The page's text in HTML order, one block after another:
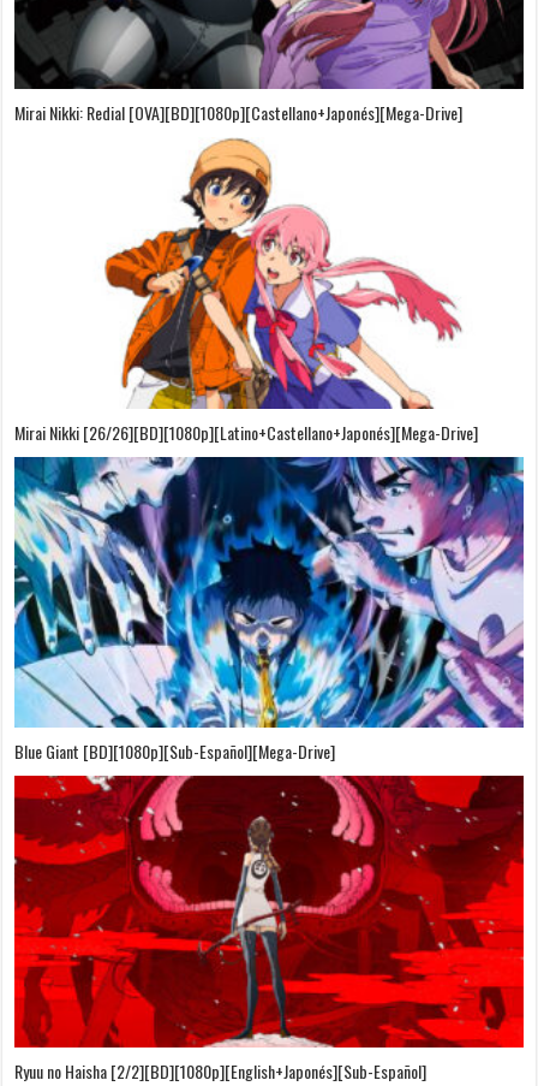
Mirai Nikki: Redial [OVA][BD][1080p][Castellano+Japonés][Mega-Drive]
Mirai Nikki [26/26][BD][1080p][Latino+Castellano+Japonés][Mega-Drive]
Blue Giant [BD][1080p][Sub-Español][Mega-Drive]
Ryuu no Haisha [2/2][BD][1080p][English+Japonés][Sub-Español]